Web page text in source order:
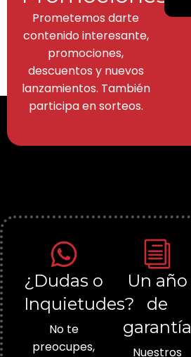
Prometemos darte
contenido interesante,
promociones,
descuentos y nuevos
lanzamientos. También
participa en sorteos.
¿Dudas o
Inquietudes?
No te
preocupes,
Un año
de
garantía
Nuestros